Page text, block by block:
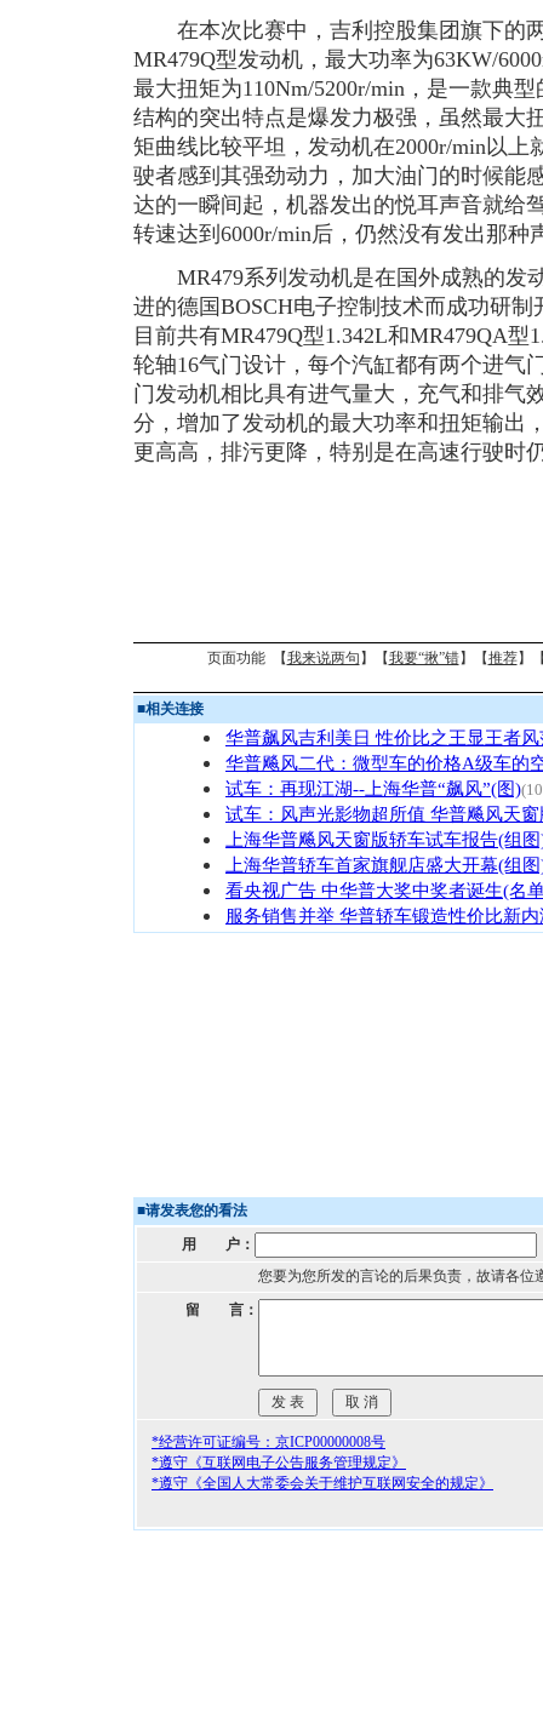
在本次比赛中，吉利控股集团旗下的两
MR479Q型发动机，最大功率为63KW/
最大扭矩为110Nm/5200r/min，是一款典
结构的突出特点是爆发力极强，虽然最大
矩曲线比较平坦，发动机在2000r/min以
驶者感到其强劲动力，加大油门的时候能
达的一瞬间起，机器发出的悦耳声音就给
转速达到6000r/min后，仍然没有发出那种
MR479系列发动机是在国外成熟的发
进的德国BOSCH电子控制技术而成功研
目前共有MR479Q型1.342L和MR479QA
轮轴16气门设计，每个汽缸都有两个进气
门发动机相比具有进气量大，充气和排气
分，增加了发动机的最大功率和扭矩输出
更高高，排污更降，特别是在高速行驶时
页面功能 【我来说两句 】【我要“揪”错】【推荐】
■相关连接
华普飙风吉利美日 性价比之王显王者风
华普飚风二代：微型车的价格A级车的
试车：再现江湖--上海华普“飙风”(图)
试车：风声光影物超所值 华普飚风天窗
上海华普飚风天窗版轿车试车报告(组
上海华普轿车首家旗舰店盛大开幕(组
看央视广告 中华普大奖中奖者诞生(名
服务销售并举 华普轿车锻造性价比新内
■请发表您的看法
用 户：
您要为您所发的言论的后果负责，故请各位
留 言：
*经营许可证编号：京ICP00000008号
*遵守《互联网电子公告服务管理规定》
*遵守《全国人大常委会关于维护互联网安全的规定》